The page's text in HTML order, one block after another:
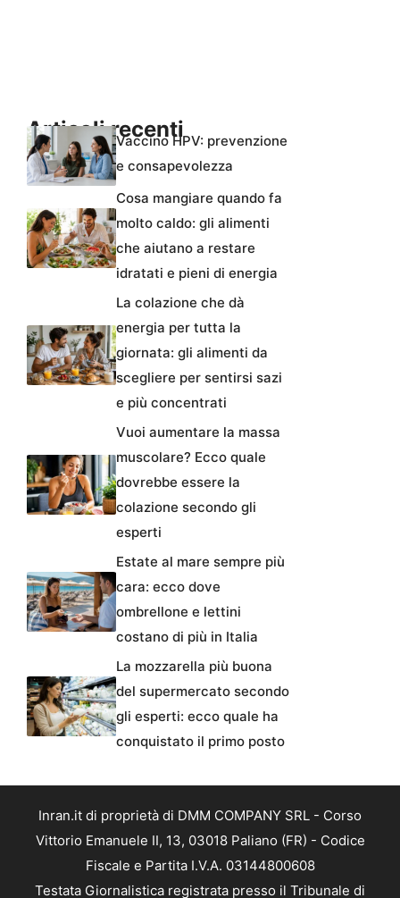
Articoli recentiVaccino HPV: prevenzione
e consapevolezza
Cosa mangiare quando fa
molto caldo: gli alimenti
che aiutano a restare
idratati e pieni di energia
La colazione che dà
energia per tutta la
giornata: gli alimenti da
scegliere per sentirsi sazi
e più concentrati
Vuoi aumentare la massa
muscolare? Ecco quale
dovrebbe essere la
colazione secondo gli
esperti
Estate al mare sempre più
cara: ecco dove
ombrellone e lettini
costano di più in Italia
La mozzarella più buona
del supermercato secondo
gli esperti: ecco quale ha
conquistato il primo posto
Inran.it di proprietà di DMM COMPANY SRL - Corso
Vittorio Emanuele II, 13, 03018 Paliano (FR) - Codice
Fiscale e Partita I.V.A. 03144800608
Testata Giornalistica registrata presso il Tribunale di